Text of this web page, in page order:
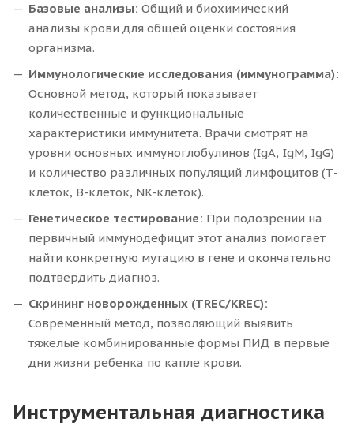
Базовые анализы: Общий и биохимический
анализы крови для общей оценки состояния
организма.
Иммунологические исследования (иммунограмма):
Основной метод, который показывает
количественные и функциональные
характеристики иммунитета. Врачи смотрят на
уровни основных иммуноглобулинов (IgA, IgM, IgG)
и количество различных популяций лимфоцитов (Т-
клеток, В-клеток, NK-клеток).
Генетическое тестирование: При подозрении на
первичный иммунодефицит этот анализ помогает
найти конкретную мутацию в гене и окончательно
подтвердить диагноз.
Скрининг новорожденных (TREC/KREC):
Современный метод, позволяющий выявить
тяжелые комбинированные формы ПИД в первые
дни жизни ребенка по капле крови.
Инструментальная диагностика